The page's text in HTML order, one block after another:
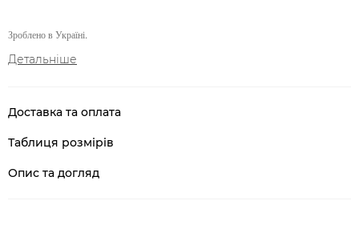
Зроблено в Україні.
Детальніше
Доставка та оплата
Таблиця розмірів
Опис та догляд